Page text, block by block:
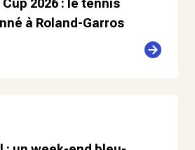
2026 : le tennis
à Roland-Garros